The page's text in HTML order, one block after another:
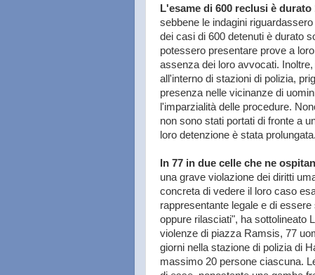
L'esame di 600 reclusi è durato
sebbene le indagini
dei casi di 600 detenuti è durato
potessero presentare prove a
assenza dei loro avvocati.
all'interno di stazioni di polizia,
presenza nelle vicinanze di
l'imparzialità delle procedure.
non sono stati portati di fronte a
loro detenzione è stata prolungata.
In 77 in due celle che ne
una grave violazione dei diritti
concreta di vedere il loro caso
rappresentante legale e di
oppure rilasciati", ha sottolineato
violenze di piazza Ramsis, 77
giorni nella stazione di polizia di
massimo 20 persone ciascuna.